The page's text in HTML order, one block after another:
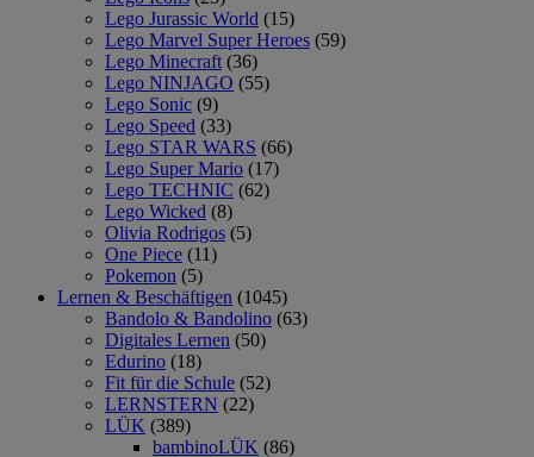
Lego Jurassic World (15)
Lego Marvel Super Heroes (59)
Lego Minecraft (36)
Lego NINJAGO (55)
Lego Sonic (9)
Lego Speed (33)
Lego STAR WARS (66)
Lego Super Mario (17)
Lego TECHNIC (62)
Lego Wicked (8)
Olivia Rodrigos (5)
One Piece (11)
Pokemon (5)
Lernen & Beschäftigen (1045)
Bandolo & Bandolino (63)
Digitales Lernen (50)
Edurino (18)
Fit für die Schule (52)
LERNSTERN (22)
LÜK (389)
bambinoLÜK (86)